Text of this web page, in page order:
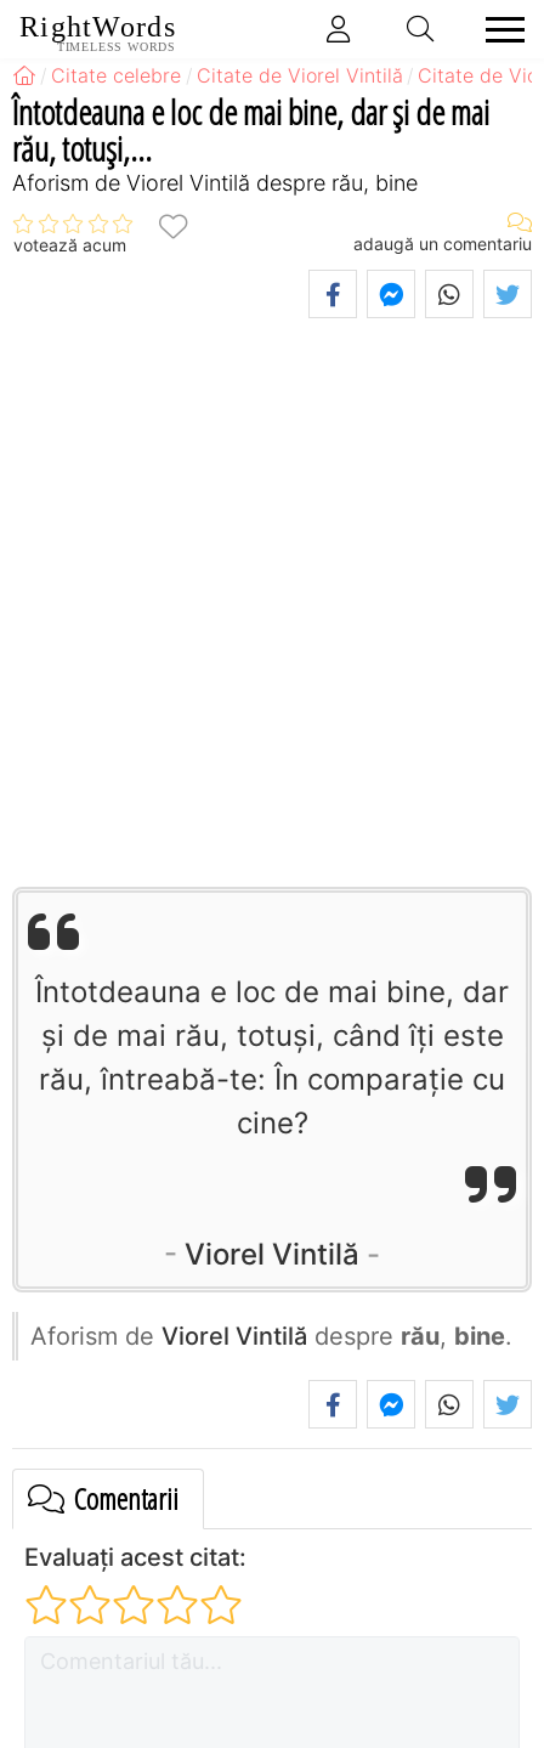
RightWords
TIMELESS WORDS
Citate celebre Citate de Viorel Vintilă Citate de
Întotdeauna e loc de mai bine, dar şi de mai
rău, totuşi,...
Aforism de Viorel Vintilă despre rău, bine
votează acum adaugă un comentariu
Întotdeauna e loc de mai bine, dar
şi de mai rău, totuşi, când îţi este
rău, întreabă-te: În comparaţie cu
cine?
Viorel Vintilă
Aforism de Viorel Vintilă despre rău, bine.
Comentarii
Evaluați acest citat: